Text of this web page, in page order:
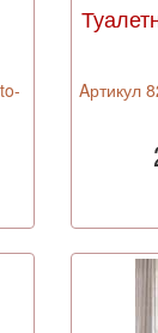
Aртикул